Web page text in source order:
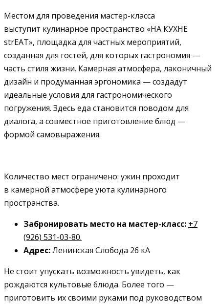
Местом для проведения мастер-класса
выступит кулинарное пространство «НА КУХНЕ
strEAT», площадка для частных мероприятий,
созданная для гостей, для которых гастрономия —
часть стиля жизни. Камерная атмосфера, лаконичный
дизайн и продуманная эргономика — создадут
идеальные условия для гастрономического
погружения. Здесь еда становится поводом для
диалога, а совместное приготовление блюд —
формой самовыражения.
Количество мест ограничено: ужин проходит
в камерной атмосфере уюта кулинарного
пространства.
Забронировать место на мастер-класс: +7
(926) 531-03-80.
Адрес:Ленинская Слобода 26 кА
Не стоит упускать возможность увидеть, как
рождаются культовые блюда. Более того —
приготовить их своими руками под руководством